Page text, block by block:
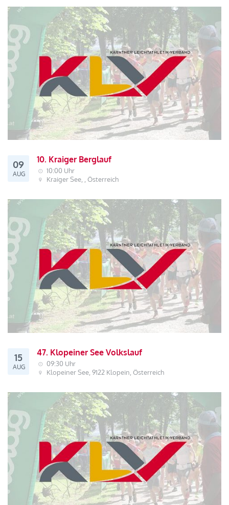
09
AUG
10. Kraiger Berglauf
10:00 Uhr
Kraiger See, , Österreich
15
AUG
47. Klopeiner See Volkslauf
09:30 Uhr
Klopeiner See, 9122 Klopein, Österreich